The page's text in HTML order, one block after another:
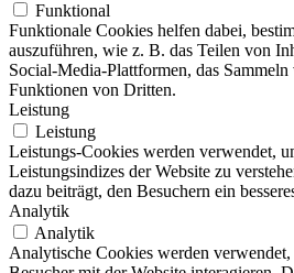
Funktional
Funktionale Cookies helfen dabei,
auszuführen, wie z. B. das Teilen von
Social-Media-Plattformen, das
Funktionen von Dritten.
Leistung
Leistung
Leistungs-Cookies werden verwendet,
Leistungsindizes der Website zu
dazu beiträgt, den Besuchern ein
Analytik
Analytik
Analytische Cookies werden